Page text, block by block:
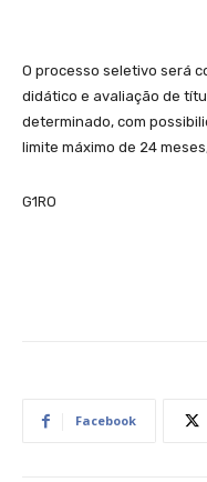
O processo seletivo será
didático e avaliação de
determinado, com
limite máximo de 24
G1RO
Facebook